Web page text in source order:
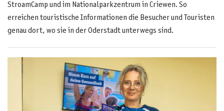
StroamCamp und im Nationalparkzentrum in Criewen. So
erreichen touristische Informationen die Besucher und Touristen
genau dort, wo sie in der Oderstadt unterwegs sind.